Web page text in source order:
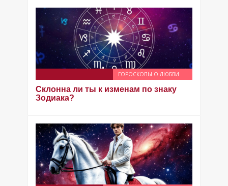
ГОРОСКОПЫ О ЛЮБВИ
Склонна ли ты к изменам по знаку
Зодиака?